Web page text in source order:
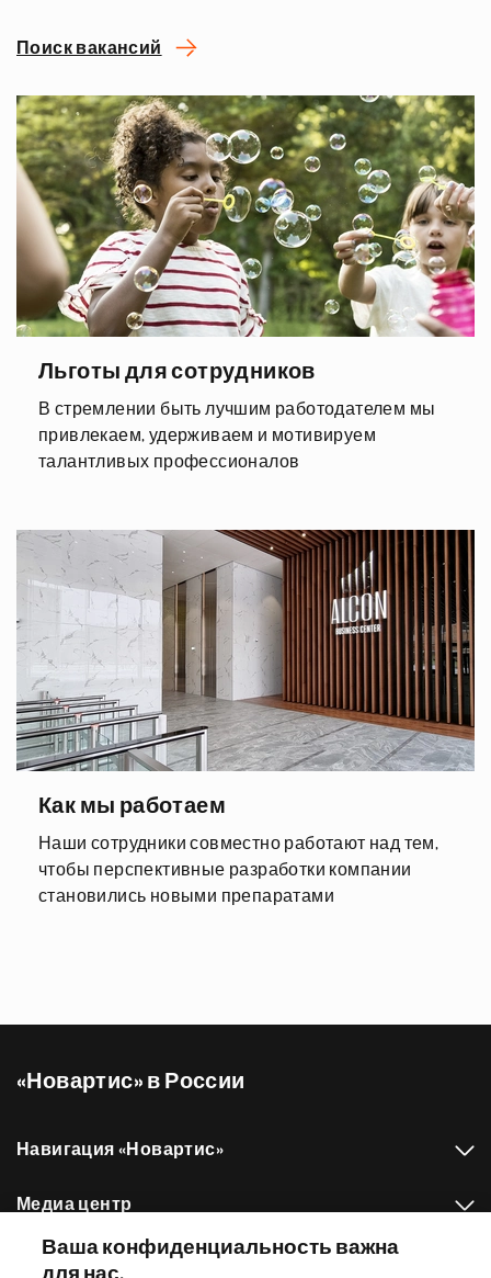
Поиск вакансий
Льготы для сотрудников
В стремлении быть лучшим работодателем мы
привлекаем, удерживаем и мотивируем
талантливых профессионалов
Как мы работаем
Наши сотрудники совместно работают над тем,
чтобы перспективные разработки компании
становились новыми препаратами
«Новартис» в России
Навигация «Новартис»
Медиа центр
Наш портфель препаратов
Ваша конфиденциальность важна
для нас.